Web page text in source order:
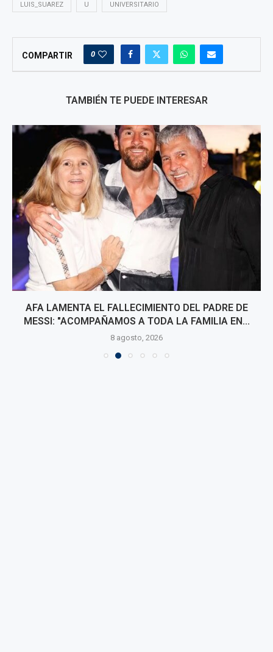
LUIS_SUAREZ U UNIVERSITARIO
COMPARTIR 0
TAMBIÉN TE PUEDE INTERESAR
AFA LAMENTA EL FALLECIMIENTO DEL PADRE DE
MESSI: "ACOMPAÑAMOS A TODA LA FAMILIA EN...
8 agosto, 2026